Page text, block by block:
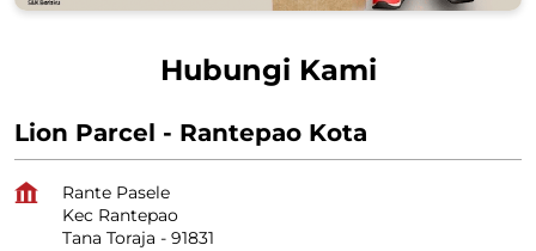
Hubungi Kami
Lion Parcel - Rantepao Kota
Rante Pasele
Kec Rantepao
Tana Toraja - 91831